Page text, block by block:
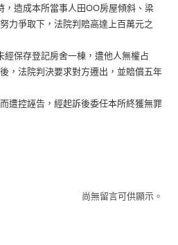
，造成本所當事人田OO房屋傾斜、梁
力爭取下，法院判賠高達上百萬元之
經保存登記房舍一棟，遭他人無權占
，法院判決要求對方遷出，並賠償五年
遭控誣告，經起訴後委任本所終獲無罪
尚無留言可供顯示。